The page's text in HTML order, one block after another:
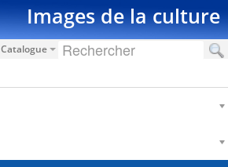
Images de la culture
Catalogue